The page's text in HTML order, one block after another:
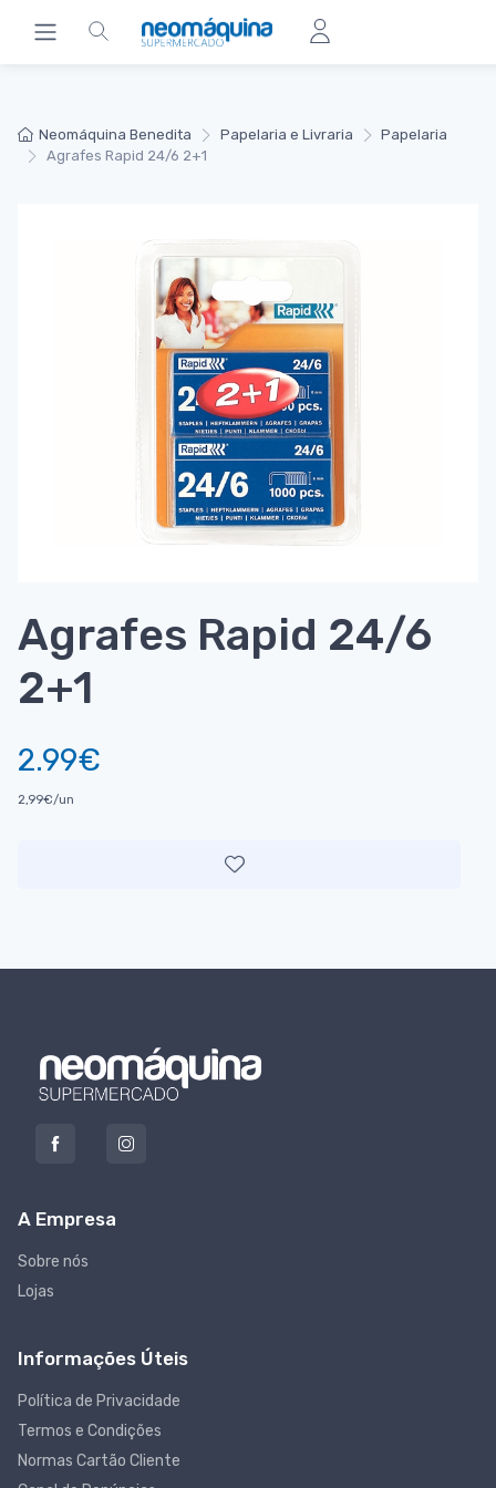
Neomáquina Benedita Papelaria e Livraria
Papelaria
Agrafes Rapid 24/6 2+1
Agrafes Rapid 24/6
2+1
2.99€
2,99€/un
A Empresa
Sobre nós
Lojas
Informações Úteis
Política de Privacidade
Termos e Condições
Normas Cartão Cliente